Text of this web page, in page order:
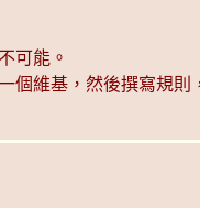
可能。
維基，然後撰寫規則